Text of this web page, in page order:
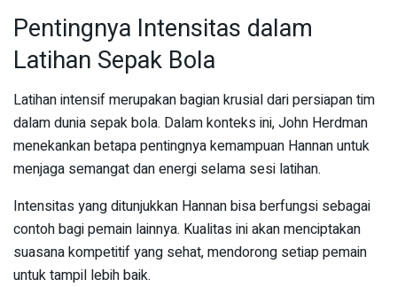
Pentingnya Intensitas dalam
Latihan Sepak Bola
Latihan intensif merupakan bagian krusial dari persiapan tim
dalam dunia sepak bola. Dalam konteks ini, John Herdman
menekankan betapa pentingnya kemampuan Hannan untuk
menjaga semangat dan energi selama sesi latihan.
Intensitas yang ditunjukkan Hannan bisa berfungsi sebagai
contoh bagi pemain lainnya. Kualitas ini akan menciptakan
suasana kompetitif yang sehat, mendorong setiap pemain
untuk tampil lebih baik.